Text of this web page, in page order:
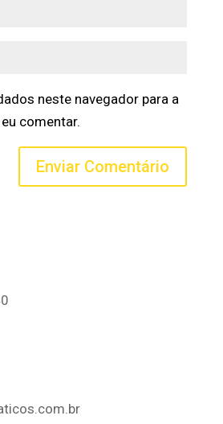
neste navegador para a
comentar.